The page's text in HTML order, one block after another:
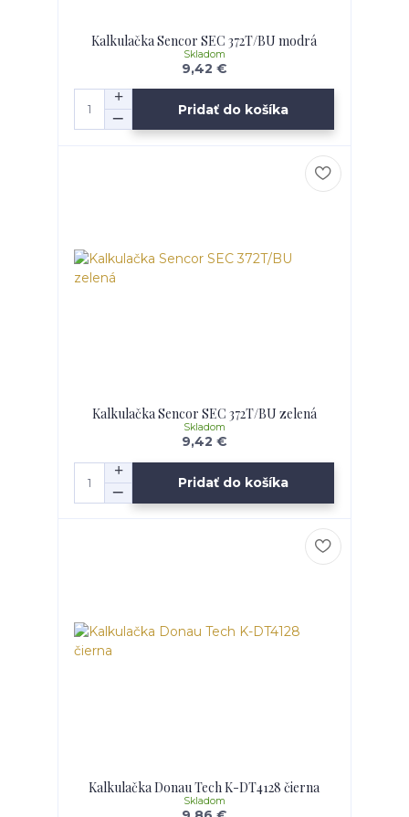
Kalkulačka Sencor SEC 372T/BU modrá
9,42 €
Skladom
Pridať do košíka
Kalkulačka Sencor SEC 372T/BU zelená
9,42 €
Skladom
Pridať do košíka
Kalkulačka Donau Tech K-DT4128 čierna
Skladom